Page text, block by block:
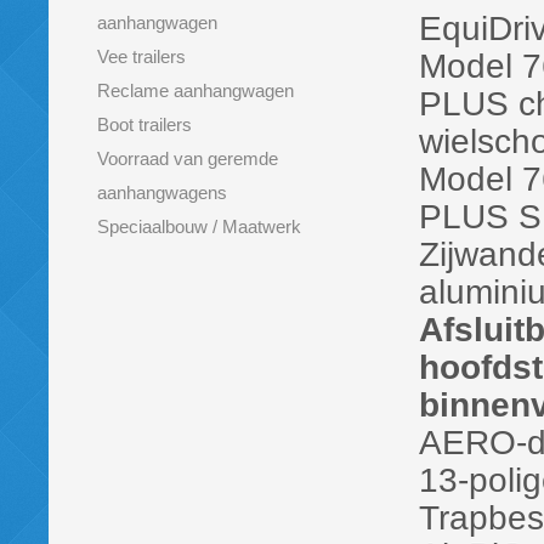
aanhangwagen
Vee trailers
Reclame aanhangwagen
Boot trailers
Voorraad van geremde
aanhangwagens
Speciaalbouw / Maatwerk
Model
PLUS
Model
PLUS
AERO-
13-